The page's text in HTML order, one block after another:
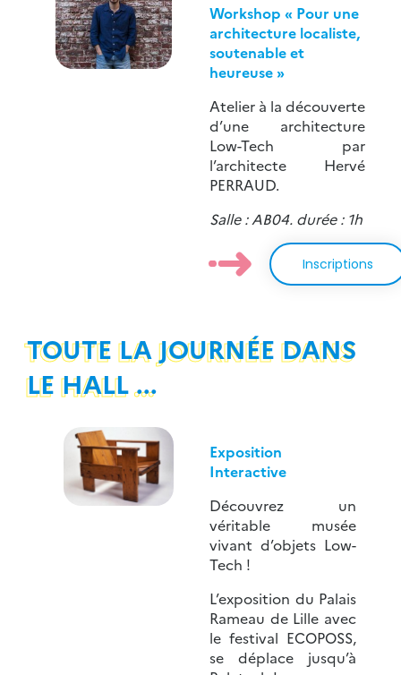
Workshop « Pour une
architecture localiste,
soutenable et
heureuse »
Atelier à la découverte
d’une architecture
Low-Tech par
l’architecte Hervé
PERRAUD.
Salle : AB04. durée : 1h
Inscriptions
TOUTE LA JOURNÉE DANS
LE HALL ...
Exposition
Interactive
Découvrez un
véritable musée
vivant d’objets Low-
Tech !
L’exposition du Palais
Rameau de Lille avec
le festival ECOPOSS,
se déplace jusqu’à